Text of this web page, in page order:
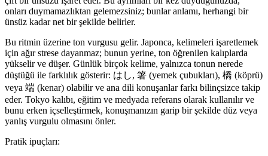
onları duymamazlıktan gelemezsiniz; bunlar anlamı, herhangi bir
ünsüz kadar net bir şekilde belirler.
Bu ritmin üzerine ton vurgusu gelir. Japonca, kelimeleri işaretlemek
için ağır strese dayanmaz; bunun yerine, ton öğrenilen kalıplarda
yükselir ve düşer. Günlük birçok kelime, yalnızca tonun nerede
düştüğü ile farklılık gösterir: はし, 箸 (yemek çubukları), 橋 (köprü)
veya 端 (kenar) olabilir ve ana dili konuşanlar farkı bilinçsizce takip
eder. Tokyo kalıbı, eğitim ve medyada referans olarak kullanılır ve
bunu erken içselleştirmek, konuşmanızın garip bir şekilde düz veya
yanlış vurgulu olmasını önler.
Pratik ipuçları: